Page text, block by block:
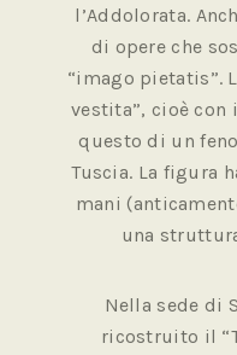
l’Addolorata.
di opere che
“imago pietatis”.
vestita”, cioè con
questo di un
Tuscia. La figura
mani
una
Nella sede di
ricostruito il